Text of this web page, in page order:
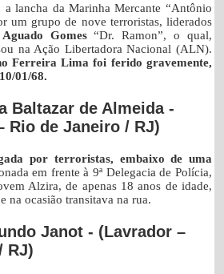
lancha da Marinha Mercante “Antônio
um grupo de nove terroristas, liderados
Gomes“Dr. Ramon”, o qual,
na Ação Libertadora Nacional (ALN).
Ferreira Lima foi ferido gravemente,
01/68.
Baltazar de Almeida -
Rio de Janeiro / RJ)
por terroristas, embaixo de uma
em frente à 9ª Delegacia de Polícia,
Alzira, de apenas 18 anos de idade,
na ocasião transitava na rua.
Janot - (Lavrador –
RJ)